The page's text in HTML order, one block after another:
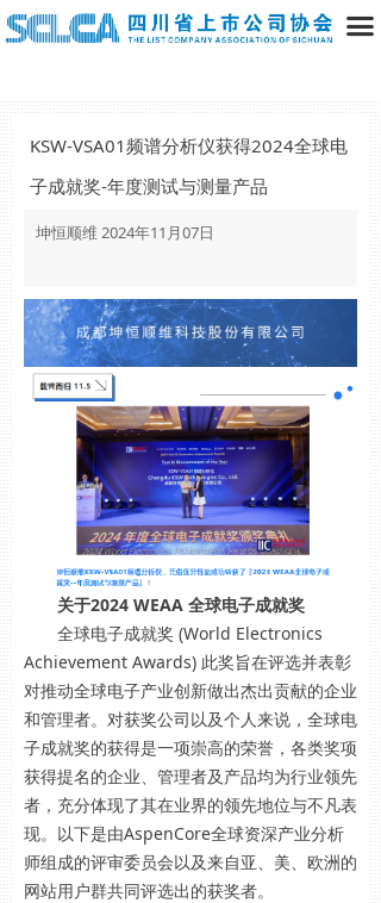
끀
KSW-VSA01频谱分析仪获得2024全球电
子成就奖-年度测试与测量产品
关于2024 WEAA 全球电子成就奖
全球电子成就奖 (World Electronics
Achievement Awards) 此奖旨在评选并表彰
对推动全球电子产业创新做出杰出贡献的企业
和管理者。对获奖公司以及个人来说，全球电
子成就奖的获得是一项崇高的荣誉，各类奖项
获得提名的企业、管理者及产品均为行业领先
者，充分体现了其在业界的领先地位与不凡表
现。以下是由AspenCore全球资深产业分析
师组成的评审委员会以及来自亚、美、欧洲的
网站用户群共同评选出的获奖者。
坤恒顺维 2024年11月07日